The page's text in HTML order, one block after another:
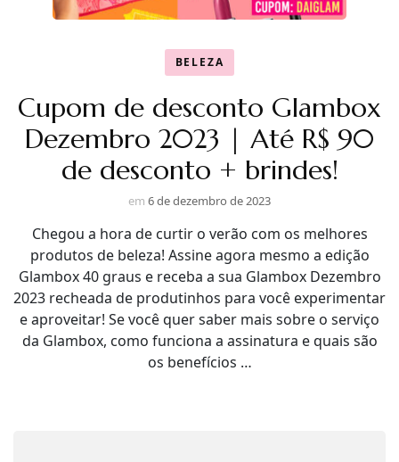
BELEZA
Cupom de desconto Glambox
Dezembro 2023 | Até R$ 90
de desconto + brindes!
em 6 de dezembro de 2023
Chegou a hora de curtir o verão com os melhores
produtos de beleza! Assine agora mesmo a edição
Glambox 40 graus e receba a sua Glambox Dezembro
2023 recheada de produtinhos para você experimentar
e aproveitar! Se você quer saber mais sobre o serviço
da Glambox, como funciona a assinatura e quais são
os benefícios …